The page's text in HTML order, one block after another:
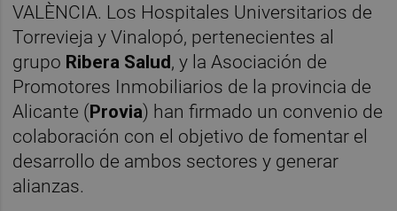
VALÈNCIA. Los Hospitales Universitarios de
Torrevieja y Vinalopó, pertenecientes al
grupo Ribera Salud, y la Asociación de
Promotores Inmobiliarios de la provincia de
Alicante (Provia) han firmado un convenio de
colaboración con el objetivo de fomentar el
desarrollo de ambos sectores y generar
alianzas.